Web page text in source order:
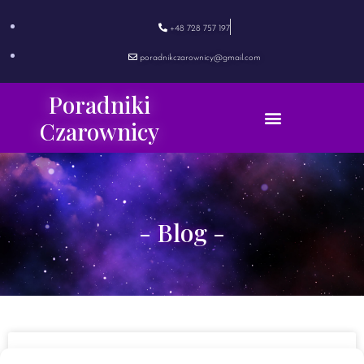
+48 728 757 197
poradnikczarownicy@gmail.com
Poradniki
Czarownicy
- Blog -